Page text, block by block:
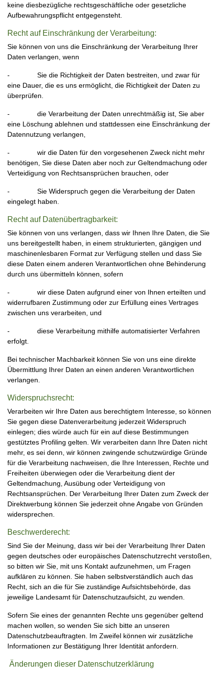
keine diesbezügliche rechtsgeschäftliche oder gesetzliche
Aufbewahrungspflicht entgegensteht.
Recht auf Einschränkung der Verarbeitung:
Sie können von uns die Einschränkung der Verarbeitung Ihrer
Daten verlangen, wenn
- Sie die Richtigkeit der Daten bestreiten, und zwar für
eine Dauer, die es uns ermöglicht, die Richtigkeit der Daten zu
überprüfen.
- die Verarbeitung der Daten unrechtmäßig ist, Sie aber
eine Löschung ablehnen und stattdessen eine Einschränkung der
Datennutzung verlangen,
- wir die Daten für den vorgesehenen Zweck nicht mehr
benötigen, Sie diese Daten aber noch zur Geltendmachung oder
Verteidigung von Rechtsansprüchen brauchen, oder
- Sie Widerspruch gegen die Verarbeitung der Daten
eingelegt haben.
Recht auf Datenübertragbarkeit:
Sie können von uns verlangen, dass wir Ihnen Ihre Daten, die Sie
uns bereitgestellt haben, in einem strukturierten, gängigen und
maschinenlesbaren Format zur Verfügung stellen und dass Sie
diese Daten einem anderen Verantwortlichen ohne Behinderung
durch uns übermitteln können, sofern
- wir diese Daten aufgrund einer von Ihnen erteilten und
widerrufbaren Zustimmung oder zur Erfüllung eines Vertrages
zwischen uns verarbeiten, und
- diese Verarbeitung mithilfe automatisierter Verfahren
erfolgt.
Bei technischer Machbarkeit können Sie von uns eine direkte
Übermittlung Ihrer Daten an einen anderen Verantwortlichen
verlangen.
Widerspruchsrecht:
Verarbeiten wir Ihre Daten aus berechtigtem Interesse, so können
Sie gegen diese Datenverarbeitung jederzeit Widerspruch
einlegen; dies würde auch für ein auf diese Bestimmungen
gestütztes Profiling gelten. Wir verarbeiten dann Ihre Daten nicht
mehr, es sei denn, wir können zwingende schutzwürdige Gründe
für die Verarbeitung nachweisen, die Ihre Interessen, Rechte und
Freiheiten überwiegen oder die Verarbeitung dient der
Geltendmachung, Ausübung oder Verteidigung von
Rechtsansprüchen. Der Verarbeitung Ihrer Daten zum Zweck der
Direktwerbung können Sie jederzeit ohne Angabe von Gründen
widersprechen.
Beschwerderecht:
Sind Sie der Meinung, dass wir bei der Verarbeitung Ihrer Daten
gegen deutsches oder europäisches Datenschutzrecht verstoßen,
so bitten wir Sie, mit uns Kontakt aufzunehmen, um Fragen
aufklären zu können. Sie haben selbstverständlich auch das
Recht, sich an die für Sie zuständige Aufsichtsbehörde, das
jeweilige Landesamt für Datenschutzaufsicht, zu wenden.
Sofern Sie eines der genannten Rechte uns gegenüber geltend
machen wollen, so wenden Sie sich bitte an unseren
Datenschutzbeauftragten. Im Zweifel können wir zusätzliche
Informationen zur Bestätigung Ihrer Identität anfordern.
Änderungen dieser Datenschutzerklärung